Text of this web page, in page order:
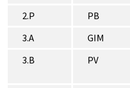
2.P PB
3.A
GIM
3.B
PV